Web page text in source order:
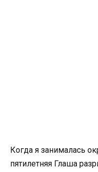
Когда я занималась
пятилетняя Глаша